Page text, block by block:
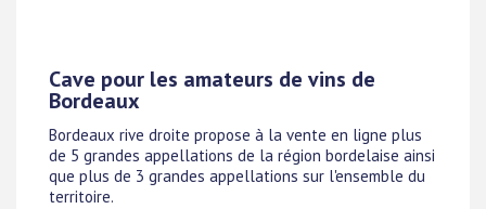
Cave pour les amateurs de vins de
Bordeaux
Bordeaux rive droite propose à la vente en ligne plus
de 5 grandes appellations de la région bordelaise ainsi
que plus de 3 grandes appellations sur l'ensemble du
territoire.